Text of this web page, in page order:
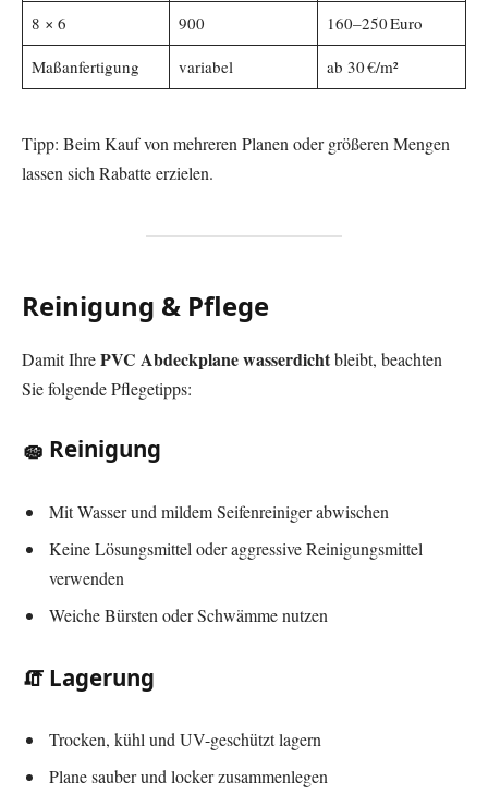
8 × 6
900
160–250 Euro
Maßanfertigung
variabel ab 30 €/m²
Tipp: Beim Kauf von mehreren Planen oder größeren Mengen
lassen sich Rabatte erzielen.
Reinigung & Pflege
Damit IhrePVC Abdeckplane wasserdichtbleibt, beachten
Sie folgende Pflegetipps:
🧽 Reinigung
Mit Wasser und mildem Seifenreiniger abwischen
Keine Lösungsmittel oder aggressive Reinigungsmittel
verwenden
Weiche Bürsten oder Schwämme nutzen
🧯 Lagerung
Trocken, kühl und UV-geschützt lagern
Plane sauber und locker zusammenlegen